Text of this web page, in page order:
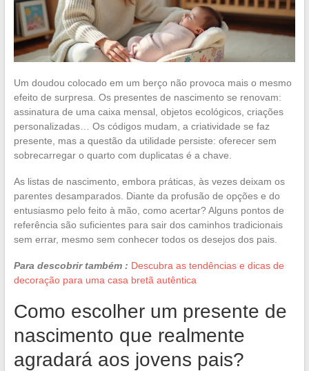
Um doudou colocado em um berço não provoca mais o mesmo
efeito de surpresa. Os presentes de nascimento se renovam:
assinatura de uma caixa mensal, objetos ecológicos, criações
personalizadas… Os códigos mudam, a criatividade se faz
presente, mas a questão da utilidade persiste: oferecer sem
sobrecarregar o quarto com duplicatas é a chave.
As listas de nascimento, embora práticas, às vezes deixam os
parentes desamparados. Diante da profusão de opções e do
entusiasmo pelo feito à mão, como acertar? Alguns pontos de
referência são suficientes para sair dos caminhos tradicionais
sem errar, mesmo sem conhecer todos os desejos dos pais.
Para descobrir também : Descubra as tendências e dicas de
decoração para uma casa bretã autêntica
Como escolher um presente de
nascimento que realmente
agradará aos jovens pais?